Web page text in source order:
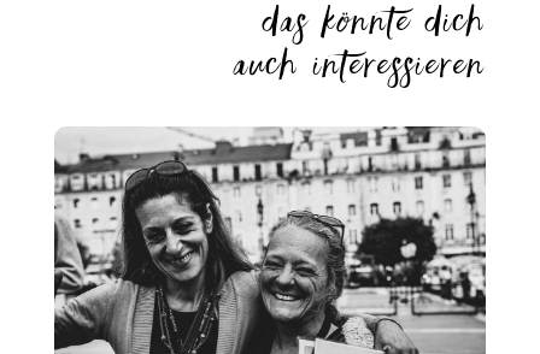
das könntedich
auch interessieren